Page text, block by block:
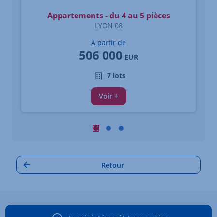
Carrousel : Autres annonces à
Carrousel : Autres annonces à
Carrousel : Autres
Appartements - du 4 au 5 pièces
LYON 08
À partir de
506 000 EUR
7 lots
Voir +
Retour